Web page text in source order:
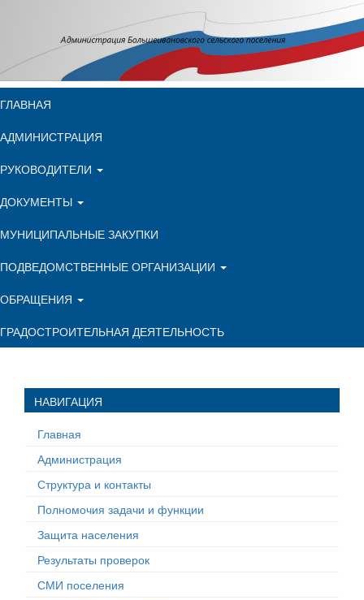
ГЛАВНАЯ
АДМИНИСТРАЦИЯ
РУКОВОДИТЕЛИ
ДОКУМЕНТЫ
МУНИЦИПАЛЬНЫЕ ЗАКУПКИ
ПОДВЕДОМСТВЕННЫЕ ОРГАНИЗАЦИИ
ОБРАЩЕНИЯ
ГРАДОСТРОИТЕЛЬНАЯ ДЕЯТЕЛЬНОСТЬ
НАВИГАЦИЯ
Главная
Администрация
Структура и контакты
Полномочия задачи и функции
Защита населения
Результаты проверок
СМИ поселения